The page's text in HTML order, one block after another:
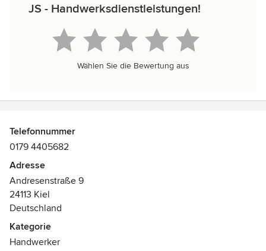
JS - Handwerksdienstleistungen!
Wählen Sie die Bewertung aus
Telefonnummer
0179 4405682
Adresse
Andresenstraße 9
24113 Kiel
Deutschland
Kategorie
Handwerker